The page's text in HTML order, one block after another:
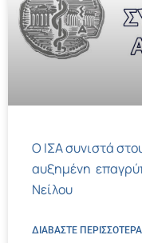
Ο ΙΣΑ συνιστά
αυξημένη
Νείλου
ΔΙΑΒΑΣΤΕ